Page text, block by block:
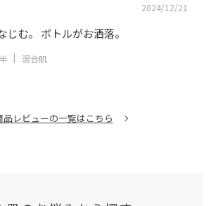
ラウリルベタイン、キトサン、フェノキシエタノール、オ
2024/12/21
じむ。 ボトルがお洒落。
混合肌
品レビューの一覧はこちら